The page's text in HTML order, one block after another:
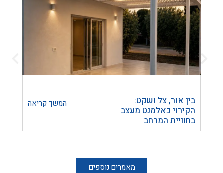
בין אור, צל ושקט:
הקירוי כאלמנט מעצב
בחוויית המרחב
המשך קריאה
מאמרים נוספים